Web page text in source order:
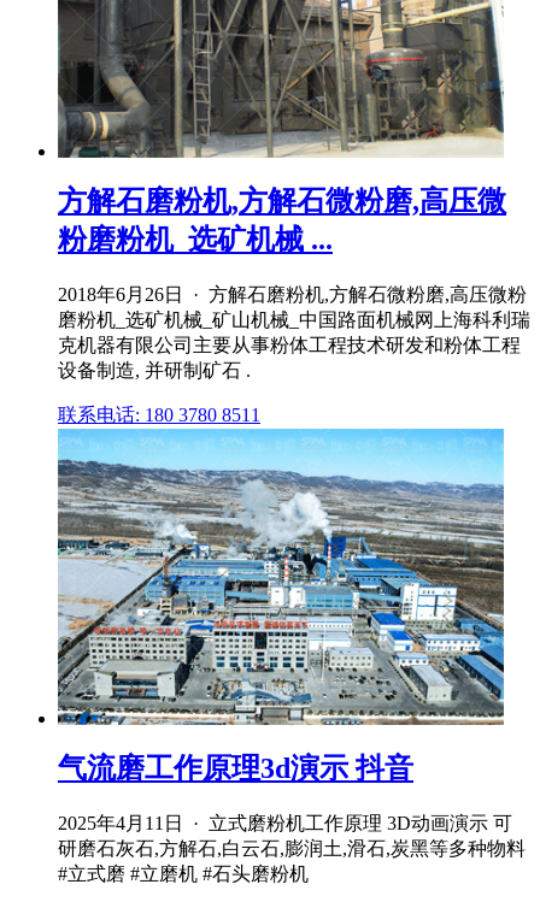
方解石磨粉机,方解石微粉磨,高压微
粉磨粉机_选矿机械 ...
2018年6月26日 · 方解石磨粉机,方解石微粉磨,高压微粉
磨粉机_选矿机械_矿山机械_中国路面机械网上海科利瑞
克机器有限公司主要从事粉体工程技术研发和粉体工程
设备制造, 并研制矿石 .
联系电话: 180 3780 8511
气流磨工作原理3d演示 抖音
2025年4月11日 · 立式磨粉机工作原理 3D动画演示 可
研磨石灰石,方解石,白云石,膨润土,滑石,炭黑等多种物料
#立式磨 #立磨机 #石头磨粉机